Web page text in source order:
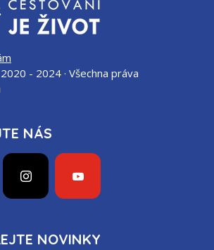
- 2024 · Všechna práva
NÁS
NOVINKY